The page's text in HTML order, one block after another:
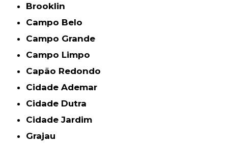
Brooklin
Campo Belo
Campo Grande
Campo Limpo
Capão Redondo
Cidade Ademar
Cidade Dutra
Cidade Jardim
Grajau